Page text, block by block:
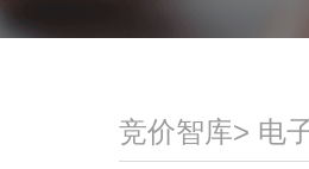
竞价智库> 电